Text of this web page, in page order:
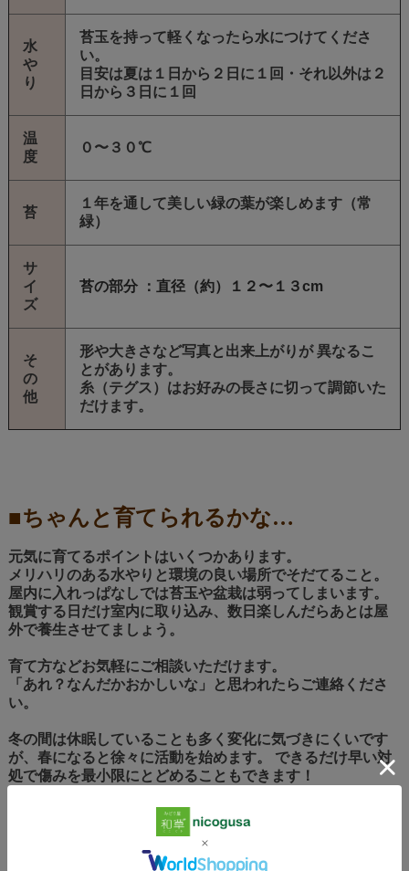
水
や
り
苔玉を持って軽くなったら水につけてくださ
い。
目安は夏は１日から２日に１回・それ以外は２
日から３日に１回
温
度
０〜３０℃
苔
１年を通して美しい緑の葉が楽しめます（常
緑）
サ
イ
ズ
苔の部分 ：直径（約）１２〜１３cm
そ
の
他
形や大きさなど写真と出来上がりが 異なるこ
とがあります。
糸（テグス）はお好みの長さに切って調節いた
だけます。
■ちゃんと育てられるかな…
元気に育てるポイントはいくつかあります。
メリハリのある水やりと環境の良い場所でそだてること。
屋内に入れっぱなしでは苔玉や盆栽は弱ってしまいます。
観賞する日だけ室内に取り込み、数日楽しんだらあとは屋
外で養生させてましょう。
育て方などお気軽にご相談いただけます。
「あれ？なんだかおかしいな」と思われたらご連絡くださ
い。
冬の間は休眠していることも多く変化に気づきにくいです
が、春になると徐々に活動を始めます。 できるだけ早い対
処で傷みを最小限にとどめることもできます！
お気軽に電話048-527-2593またはメー
ルinfo@nicogusa.comまで！